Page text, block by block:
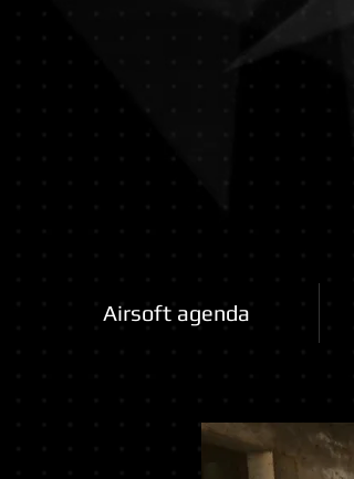
Airsoft agenda